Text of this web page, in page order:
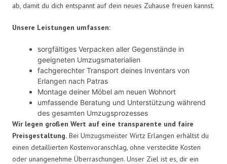
ab, damit du dich entspannt auf dein neues Zuhause freuen kannst.
Unsere Leistungen umfassen:
sorgfältiges Verpacken aller Gegenstände in
geeigneten Umzugsmaterialien
fachgerechter Transport deines Inventars von
Erlangen nach Patras
Montage deiner Möbel am neuen Wohnort
umfassende Beratung und Unterstützung während
des gesamten Umzugsprozesses
Wir legen großen Wert auf eine transparente und faire
Preisgestaltung. Bei Umzugsmeister Wirtz Erlangen erhältst du
einen detaillierten Kostenvoranschlag, ohne versteckte Kosten
oder unangenehme Überraschungen. Unser Ziel ist es, dir ein